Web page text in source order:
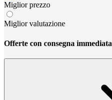
Miglior prezzo
Miglior valutazione
Offerte con consegna immediata